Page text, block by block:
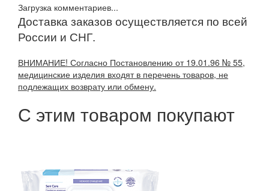
Загрузка комментариев...
Доставка заказов осуществляется по всей
России и СНГ.
ВНИМАНИЕ! Согласно Постановлению от 19.01.96 № 55,
медицинские изделия входят в перечень товаров, не
подлежащих возврату или обмену.
С этим товаром покупают